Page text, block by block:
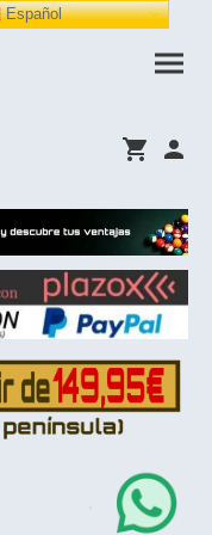
Español